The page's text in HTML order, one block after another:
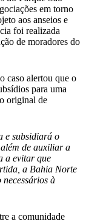
em torno
aos anseios e
foi realizada
de moradores do
caso alertou que o
para uma
original de
e subsidiará o
de auxiliar a
a evitar que
a Bahia Norte
à
a comunidade